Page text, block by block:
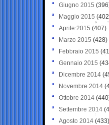
Giugno 2015
Maggio 2015
Aprile 2015 (407)
Marzo 2015 (428)
Febbraio 2015
Gennaio 2015
Dicembre 2014
Novembre 2014
Ottobre 2014
Settembre 2014
Agosto 2014 (433)